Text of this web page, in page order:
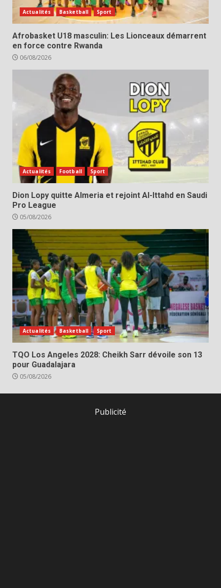
Actualités Basketball Sport
Afrobasket U18 masculin: Les Lionceaux démarrent
en force contre Rwanda
06/08/2026
Actualités Football Sport
Dion Lopy quitte Almeria et rejoint Al-Ittahd en Saudi
Pro League
05/08/2026
Actualités Basketball Sport
TQO Los Angeles 2028: Cheikh Sarr dévoile son 13
pour Guadalajara
05/08/2026
Publicité